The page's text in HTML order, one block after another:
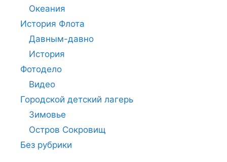
Океания
История Флота
Давным-давно
История
Фотодело
Видео
Городской детский лагерь
Зимовье
Остров Сокровищ
Без рубрики